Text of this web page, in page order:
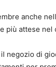
anche
più attese nel
il negozio di